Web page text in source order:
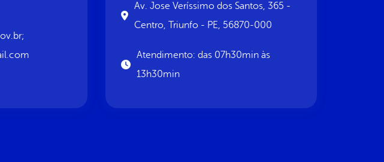
Av. Jose Veríssimo dos Santos, 365 -
Centro, Triunfo - PE, 56870-000
Atendimento: das 07h30min às
13h30min